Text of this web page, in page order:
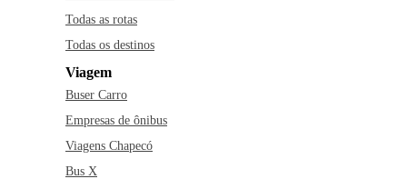
Todas as rotas
Todas os destinos
Viagem
Buser Carro
Empresas de ônibus
Viagens Chapecó
Bus X